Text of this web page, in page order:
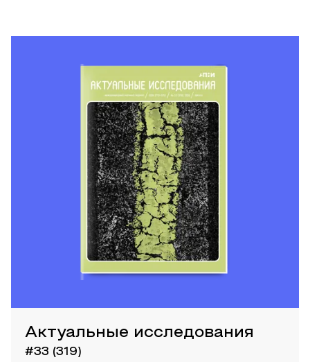
Актуальные исследования
#33 (319)